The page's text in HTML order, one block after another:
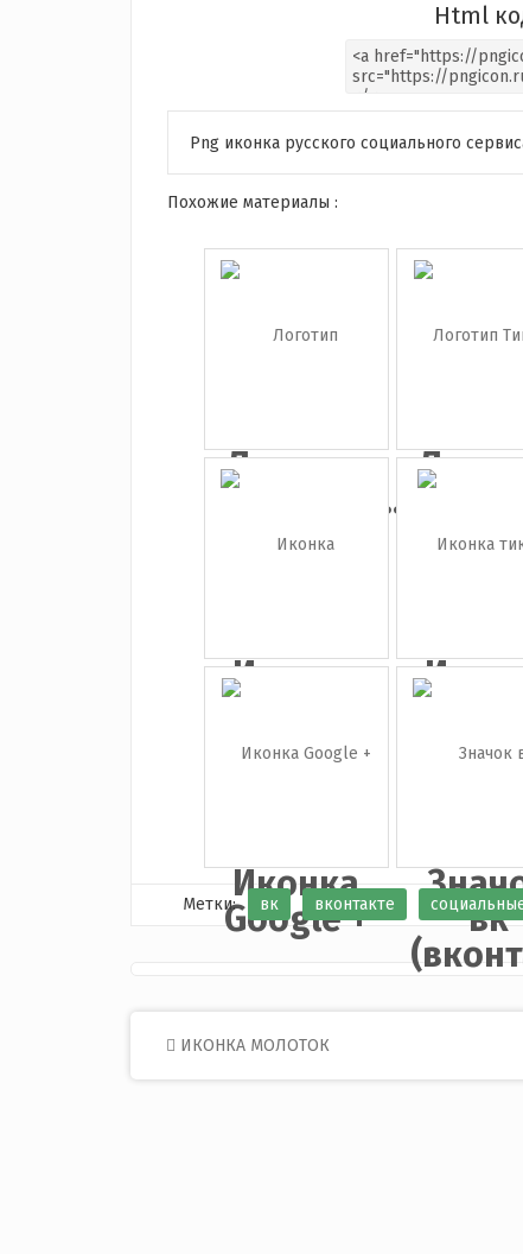
Html
Png иконка русского социального
Похожие материалы :
Логотип
Instagram...
Тик
Иконка
facebook
тик
Иконка
Google +
вк
Метки: вк вконтакте
Post
navigation
ИКОНКА МОЛОТОК